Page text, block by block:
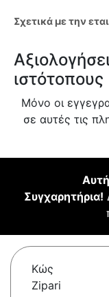
Σχετικά με την
ιστότοπους
Μόνο οι
σε αυτές τις
Αυτή
Συγχαρητήρια!
Κώς
Zipari